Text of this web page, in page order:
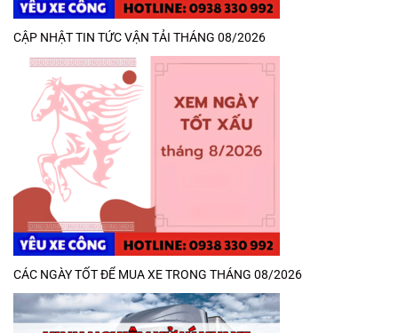
CẬP NHẬT TIN TỨC VẬN TẢI THÁNG 08/2026
CÁC NGÀY TỐT ĐỂ MUA XE TRONG THÁNG 08/2026